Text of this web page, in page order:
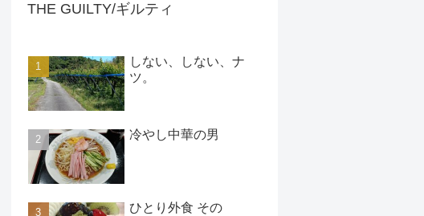
THE GUILTY/ギルティ
しない、しない、ナ
ツ。
冷やし中華の男
ひとり外食 その